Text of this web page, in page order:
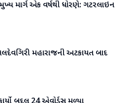
માર્ગ એક વર્ષથી ધોરણે: ગટરલાઇન
મહારાજની અટકાયત બાદ